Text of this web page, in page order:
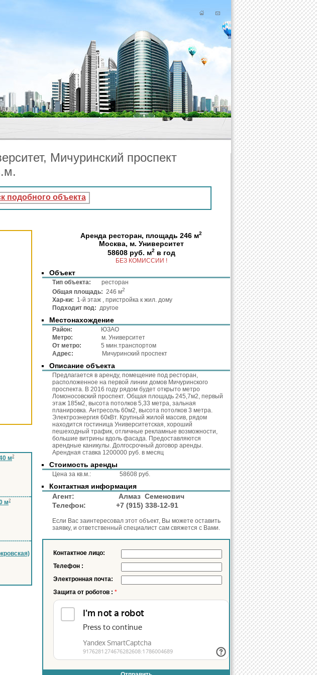
Мичуринский проспект
подобного объекта
м2
м2
Аренда ресторан, площадь 246 м2
Москва, м. Университет
58608 руб. м2в год
БЕЗ КОМИССИИ !
Объект
Тип объекта:
ресторан
Общая площадь: 246 м2
Хар-ки: 1-й этаж , пристройка к жил. дому
Подходит под: другое
Местонахождение
Район:
ЮЗАО
Метро:
м. Университет
От метро:
5 мин.транспортом
Адрес:
Мичуринский проспект
Описание объекта
Предлагается в аренду, помещение под ресторан,
расположенное на первой линии домов Мичуринского
проспекта. В 2016 году рядом будет открыто метро
Ломоносовский проспект. Общая площадь 245,7м2, первый
этаж 185м2, высота потолков 5,33 метра, зальная
планировка. Антресоль 60м2, высота потолков 3 метра.
Электроэнергия 60кВт. Крупный жилой массив, рядом
находится гостиница Университетская, хороший
пешеходный трафик, отличные рекламные возможности,
большие витрины вдоль фасада. Предоставляются
арендные каникулы. Долгосрочный договор аренды.
Арендная ставка 1200000 руб. в месяц
Стоимость аренды
Цена за кв.м.: 58608 руб.
Контактная информация
Агент:
Алмаз Семенович
Телефон:
+7 (915) 338-12-91
Если Вас заинтересовал этот объект, Вы можете оставить
заявку, и ответственный специалист сам свяжется с Вами.
Контактное лицо:
Телефон :
Электронная почта:
Защита от роботов : *